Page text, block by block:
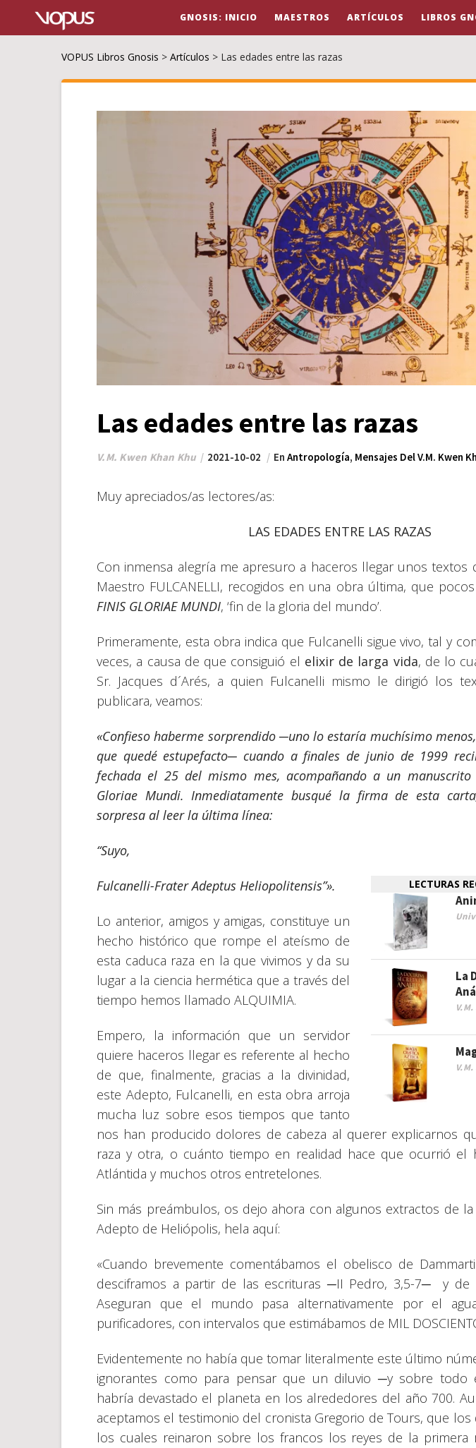
GNOSIS: INICIO MAESTROS ARTÍCULOS LIBROS
VOPUS Libros Gnosis > Artículos > Las edades entre las razas
Las edades entre las razas
V.M. Kwen Khan Khu 2021-10-02 En Antropología, Mensajes Del V.M. Kwen
Muy apreciados/as lectores/as:
LAS EDADES ENTRE LAS RAZAS
Con inmensa alegría me apresuro a haceros llegar unos textos
Maestro FULCANELLI, recogidos en una obra última, que
FINIS GLORIAE MUNDI, ‘fin de la gloria del mundo’.
Primeramente, esta obra indica que Fulcanelli sigue vivo, tal y
veces, a causa de que consiguió el elixir de larga vida, de lo
Sr. Jacques d´Arés, a quien Fulcanelli mismo le dirigió los
publicara, veamos:
«Confieso haberme sorprendido ─uno lo estaría muchísimo
que quedé estupefacto─ cuando a finales de junio de 1999
fechada el 25 del mismo mes, acompañando a un manuscrito
Gloriae Mundi. Inmediatamente busqué la firma de esta
sorpresa al leer la última línea:
“Suyo,
LECTURAS
La
Fulcanelli-Frater Adeptus Heliopolitensis”».
Lo anterior, amigos y amigas, constituye un
hecho histórico que rompe el ateísmo de
esta caduca raza en la que vivimos y da su
lugar a la ciencia hermética que a través del
tiempo hemos llamado ALQUIMIA.
Empero, la información que un servidor
quiere haceros llegar es referente al hecho
de que, finalmente, gracias a la divinidad,
este Adepto, Fulcanelli, en esta obra arroja
mucha luz sobre esos tiempos que tanto
nos han producido dolores de cabeza al querer explicarnos
raza y otra, o cuánto tiempo en realidad hace que ocurrió el
Atlántida y muchos otros entretelones.
Sin más preámbulos, os dejo ahora con algunos extractos de
Adepto de Heliópolis, hela aquí:
«Cuando brevemente comentábamos el obelisco de
desciframos a partir de las escrituras ─II Pedro, 3,5-7─ y de
Aseguran que el mundo pasa alternativamente por el
purificadores, con intervalos que estimábamos de MIL
Evidentemente no había que tomar literalmente este último
ignorantes como para pensar que un diluvio ─y sobre todo
habría devastado el planeta en los alrededores del año 700.
aceptamos el testimonio del cronista Gregorio de Tours, que
los cuales reinaron sobre los francos los reyes de la primera